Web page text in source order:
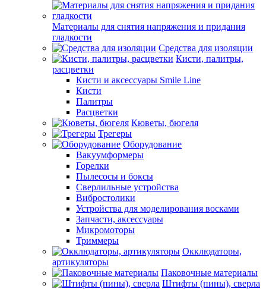
Материалы для снятия напряжения и придания
гладкости
Средства для изоляции
Кисти, палитры,
расцветки
Кисти и аксессуары Smile Line
Кисти
Палитры
Расцветки
Кюветы, бюгеля
Трегеры
Оборудование
Вакуумформеры
Горелки
Пылесосы и боксы
Сверлильные устройства
Вибростолики
Устройства для моделирования восками
Запчасти, аксессуары
Микромоторы
Триммеры
Окклюдаторы,
артикуляторы
Паковочные материалы
Штифты (пины), сверла